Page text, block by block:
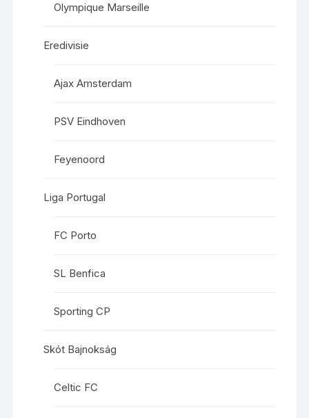
Olympique Marseille
Eredivisie
Ajax Amsterdam
PSV Eindhoven
Feyenoord
Liga Portugal
FC Porto
SL Benfica
Sporting CP
Skót Bajnokság
Celtic FC